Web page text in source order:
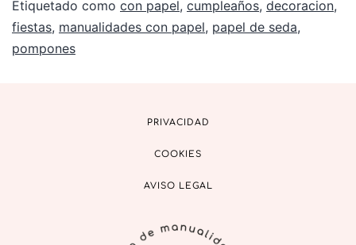
Etiquetado como con papel, cumpleaños, decoracion,
fiestas, manualidades con papel, papel de seda,
pompones
PRIVACIDAD
COOKIES
AVISO LEGAL